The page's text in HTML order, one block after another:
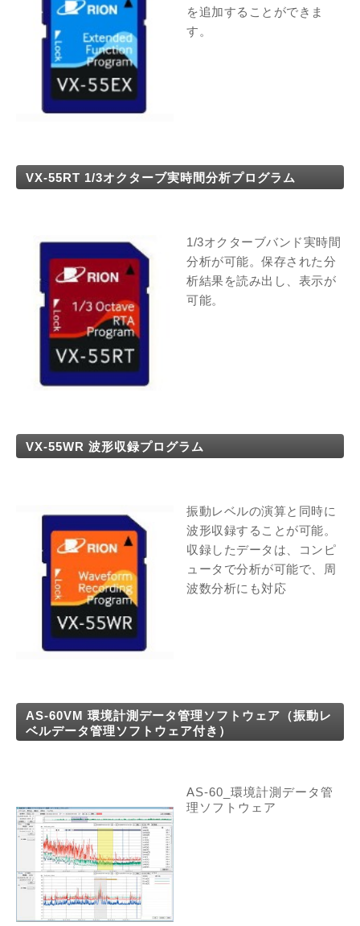
を追加することができま
す。
VX-55RT 1/3オクターブ実時間分析プログラム
1/3オクターブバンド実時間
分析が可能。保存された分
析結果を読み出し、表示が
可能。
VX-55WR 波形収録プログラム
振動レベルの演算と同時に
波形収録することが可能。
収録したデータは、コンピ
ュータで分析が可能で、周
波数分析にも対応
AS-60VM 環境計測データ管理ソフトウェア（振動レ
ベルデータ管理ソフトウェア付き）
AS-60_環境計測データ管
理ソフトウェア